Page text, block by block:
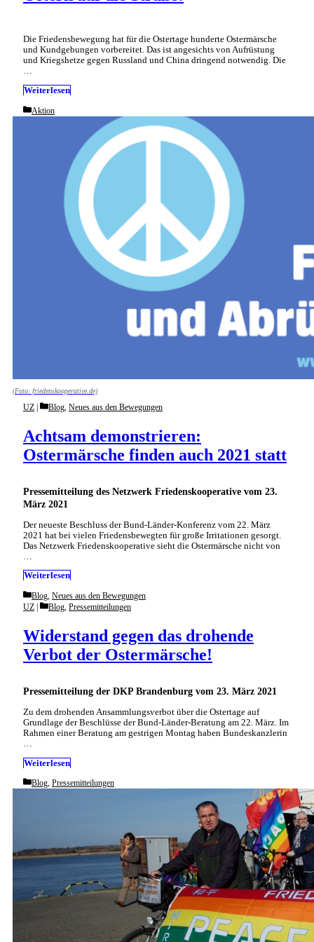
Die Friedensbewegung hat für die Ostertage hunderte Ostermärsche
und Kundgebungen vorbereitet. Das ist angesichts von Aufrüstung
und Kriegshetze gegen Russland und China dringend notwendig. Die
…
Weiterlesen
Categories
Aktion
(Foto: friedenskooperative.de)
Pressemitteilung des Netzwerk Friedenskooperative vom 23.
März 2021
Achtsam demonstrieren:
Ostermärsche finden auch 2021 statt
UZ Categories
Blog, Neues aus den Bewegungen
Der neueste Beschluss der Bund-Länder-Konferenz vom 22. März
2021 hat bei vielen Friedensbewegten für große Irritationen gesorgt.
Das Netzwerk Friedenskooperative sieht die Ostermärsche nicht von
Weiterlesen
Categories
Blog, Neues aus den Bewegungen
Pressemitteilung der DKP Brandenburg vom 23. März 2021
Widerstand gegen das drohende
Verbot der Ostermärsche!
UZ Categories
Blog, Pressemitteilungen
Zu dem drohenden Ansammlungsverbot über die Ostertage auf
Grundlage der Beschlüsse der Bund-Länder-Beratung am 22. März. Im
Rahmen einer Beratung am gestrigen Montag haben Bundeskanzlerin
Weiterlesen
Categories
Blog, Pressemitteilungen